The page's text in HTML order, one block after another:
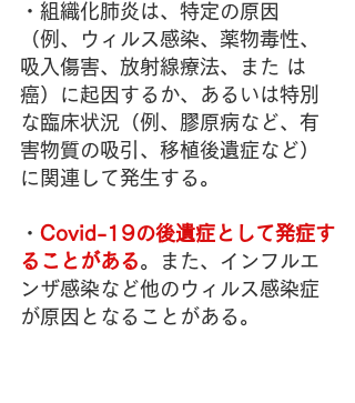
・組織化肺炎は、特定の原因
（例、ウィルス感染、薬物毒性、
吸入傷害、放射線療法、また は
癌）に起因するか、あるいは特別
な臨床状況（例、膠原病など、有
害物質の吸引、移植後遺症など）
に関連して発生する。
・ Covid-19の後遺症として発症す
ることがある。また、インフルエ
ンザ感染など他のウィルス感染症
が原因となることがある。